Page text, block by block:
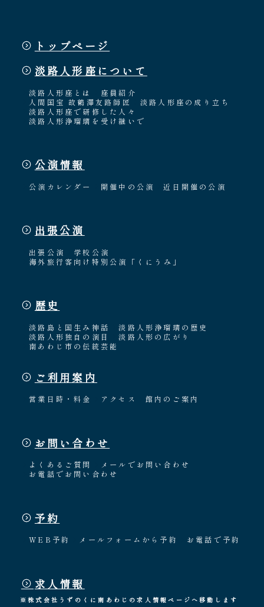
トップページ
淡路人形座について
淡路人形座とは
座員紹介
人間国宝 故鶴澤友路師匠
淡路人形座の成り立ち
淡路人形座で研修した人々
淡路人形浄瑠璃を受け継いで
公演情報
公演カレンダー 開催中の公演 近日開催の公演
出張公演
出張公演
学校公演
海外旅行客向け特別公演「くにうみ」
歴史
淡路島と国生み神話
淡路人形浄瑠璃の歴史
淡路人形独自の演目
淡路人形の広がり
南あわじ市の伝統芸能
ご利用案内
営業日時・料金 アクセス 館内のご案内
お問い合わせ
よくあるご質問
メールでお問い合わせ
お電話でお問い合わせ
予約
WEB予約 メールフォームから予約 お電話で予約
求人情報
※株式会社うずのくに南あわじの求人情報ページへ移動します